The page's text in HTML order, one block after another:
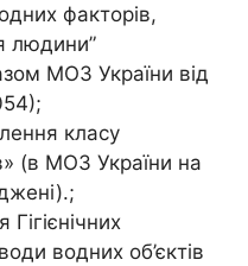
факторів,
людини”
МОЗ України від
класу
(в МОЗ України на
водних об’єктів